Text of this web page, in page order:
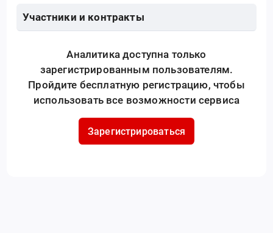
Участники и контракты
Аналитика доступна только
зарегистрированным пользователям.
Пройдите бесплатную регистрацию, чтобы
использовать все возможности сервиса
Зарегистрироваться